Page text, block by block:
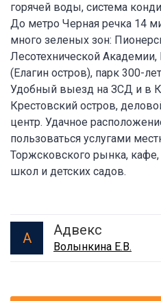
горячей воды, система
До метро Черная речка 14
много зеленых зон:
Лесотехнической
(Елагин остров), парк 300-
Удобный выезд на ЗСД и в
Крестовский остров,
центр. Удачное
пользоваться услугами
Торжсковского рынка, кафе,
школ и детских садов.
А Адвекс
Волынкина Е.В.